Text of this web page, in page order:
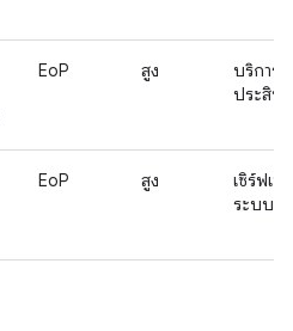
EoP สูง
บริการด้
ประสิท
EoP สูง
เซิร์ฟเว
ระบบ